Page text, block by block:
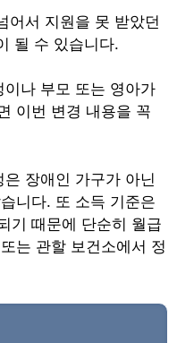
어서 지원을 못 받았던
될 수 있습니다.
나 부모 또는 영아가
이번 변경 내용을 꼭
장애인 가구가 아닌
니다. 또 소득 기준은
기 때문에 단순히 월급
는 관할 보건소에서 정